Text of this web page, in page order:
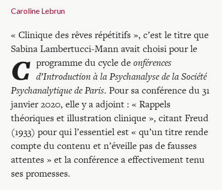
Blocs-notes
Recherches
Entretiens
Revues
Caroline Lebrun
« Clinique des rêves répétitifs », c’est le titre que
Sabina Lambertucci-Mann avait choisi pour le
programme du cycle de
C
onférences
d’Introduction à la Psychanalyse de la Société
Psychanalytique de Paris. Pour sa conférence du 31
janvier 2020, elle y a adjoint : « Rappels
théoriques et illustration clinique », citant Freud
(1933) pour qui l’essentiel est « qu’un titre rende
compte du contenu et n’éveille pas de fausses
attentes » et la conférence a effectivement tenu
ses promesses.